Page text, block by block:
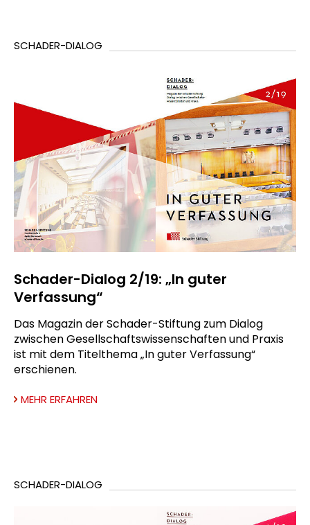
SCHADER-DIALOG
Schader-Dialog 2/19: „In guter
Verfassung“
Das Magazin der Schader-Stiftung zum Dialog
zwischen Gesellschaftswissenschaften und Praxis
ist mit dem Titelthema „In guter Verfassung“
erschienen.
MEHR ERFAHREN
SCHADER-DIALOG